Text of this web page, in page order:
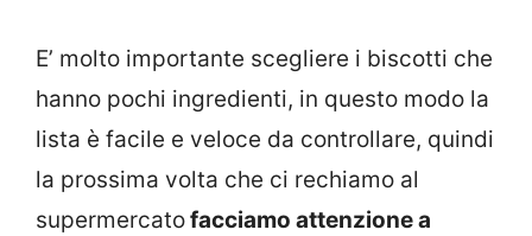
E’ molto importante scegliere i biscotti che
hanno pochi ingredienti, in questo modo la
lista è facile e veloce da controllare, quindi
la prossima volta che ci rechiamo al
supermercatofacciamo attenzione a